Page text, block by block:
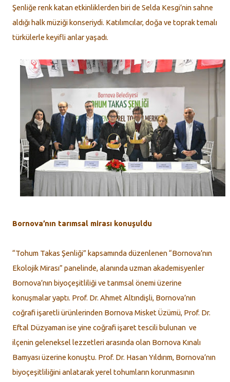
Şenliğe renk katan etkinliklerden biri de Selda Kesgi’nin sahne
aldığı halk müziği konseriydi. Katılımcılar, doğa ve toprak temalı
türkülerle keyifli anlar yaşadı.
Bornova’nın tarımsal mirası konuşuldu
“Tohum Takas Şenliği” kapsamında düzenlenen “Bornova’nın
Ekolojik Mirası” panelinde, alanında uzman akademisyenler
Bornova’nın biyoçeşitliliği ve tarımsal önemi üzerine
konuşmalar yaptı. Prof. Dr. Ahmet Altındişli, Bornova’nın
coğrafi işaretli ürünlerinden Bornova Misket Üzümü, Prof. Dr.
Eftal Düzyaman ise yine coğrafi işaret tescili bulunan ve
ilçenin geleneksel lezzetleri arasında olan Bornova Kınalı
Bamyası üzerine konuştu. Prof. Dr. Hasan Yıldırım, Bornova’nın
biyoçeşitliliğini anlatarak yerel tohumların korunmasının